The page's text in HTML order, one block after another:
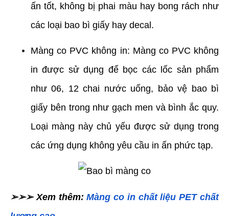
ấn tốt, không bị phai màu hay bong rách như
các loại bao bì giấy hay decal.
Màng co PVC không in: Màng co PVC không
in được sử dụng để bọc các lốc sản phẩm
như 06, 12 chai nước uống, bảo vệ bao bì
giấy bên trong như gạch men và bình ắc quy.
Loại màng này chủ yếu được sử dụng trong
các ứng dụng không yêu cầu in ấn phức tạp.
➢➢➢ Xem thêm: Màng co in chất liệu PET chất